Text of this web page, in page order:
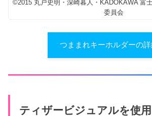
©2015 丸戸史明・深崎暮人・KADOKAWA 富
委員会
つままれキーホルダーの詳
ティザービジュアルを使